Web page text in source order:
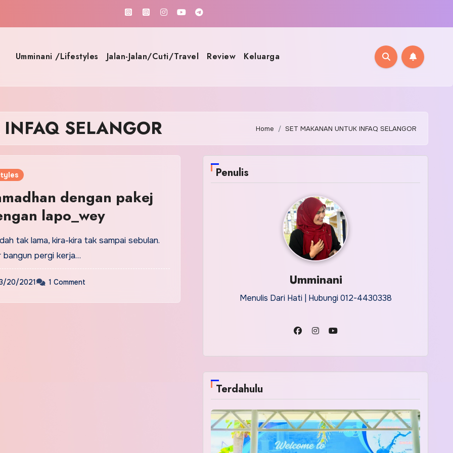
Umminani /Lifestyles Jalan-Jalan/Cuti/Travel Review Keluarga
SELANGOR Home SET MAKANAN UNTUK INFAQ SELANGOR
dengan pakej
lapo_wey
tak lama, kira-kira tak sampai sebulan.
bangun pergi kerja…
20/2021 1 Comment
Penulis
Umminani
Menulis Dari Hati | Hubungi 012-4430338
Terdahulu